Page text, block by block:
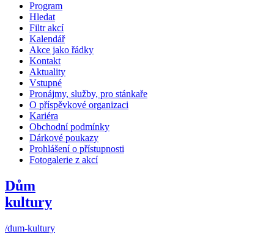
Program
Hledat
Filtr akcí
Kalendář
Akce jako řádky
Kontakt
Aktuality
Vstupné
Pronájmy, služby, pro stánkaře
O příspěvkové organizaci
Kariéra
Obchodní podmínky
Dárkové poukazy
Prohlášení o přístupnosti
Fotogalerie z akcí
Dům
kultury
/dum-kultury